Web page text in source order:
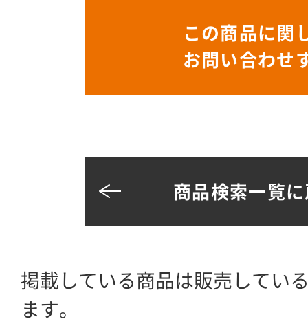
この商品に関
お問い合わせ
商品検索一覧
掲載している商品は販売してい
ます。